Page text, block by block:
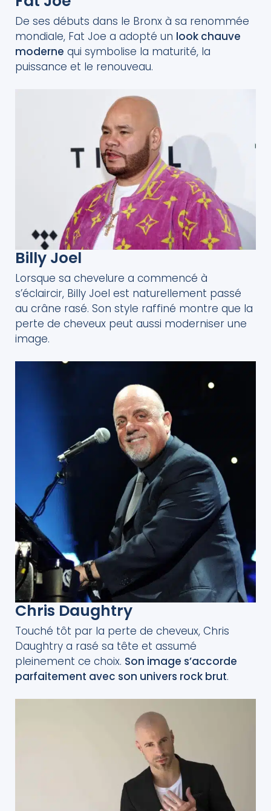
De ses débuts dans le Bronx à sa renommée
mondiale, Fat Joe a adopté un look chauve
moderne qui symbolise la maturité, la
puissance et le renouveau.
Billy Joel
Lorsque sa chevelure a commencé à
s’éclaircir, Billy Joel est naturellement passé
au crâne rasé. Son style raffiné montre que la
perte de cheveux peut aussi moderniser une
image.
Chris Daughtry
Touché tôt par la perte de cheveux, Chris
Daughtry a rasé sa tête et assumé
pleinement ce choix. Son image s’accorde
parfaitement avec son univers rock brut.